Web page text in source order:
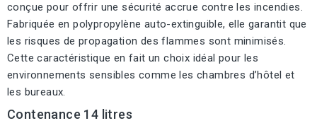
conçue pour offrir une sécurité accrue contre les incendies.
Fabriquée en polypropylène auto-extinguible, elle garantit que
les risques de propagation des flammes sont minimisés.
Cette caractéristique en fait un choix idéal pour les
environnements sensibles comme les chambres d’hôtel et
les bureaux.
Contenance 14 litres